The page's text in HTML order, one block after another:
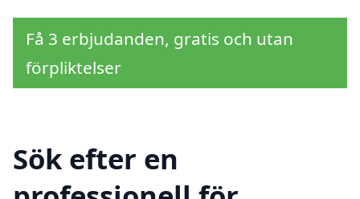
Få 3 erbjudanden, gratis och utan
förpliktelser
Sök efter en